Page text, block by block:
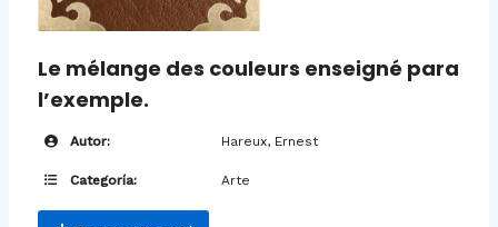
Le mélange des couleurs enseigné para
l’exemple.
Autor: Hareux, Ernest
Categoría: Arte